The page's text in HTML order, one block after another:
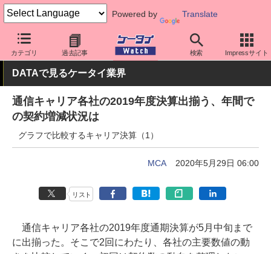
Powered by Translate
カテゴリ 過去記事 検索 Impressサイト
ケータイ Watch 業界動向 調査
DATAで見るケータイ業界
通信キャリア各社の2019年度決算出揃う、年間で
の契約増減状況は
グラフで比較するキャリア決算（1）
MCA 2020年5月29日 06:00
リスト
通信キャリア各社の2019年度通期決算が5月中旬まで
に出揃った。そこで2回にわたり、各社の主要数値の動